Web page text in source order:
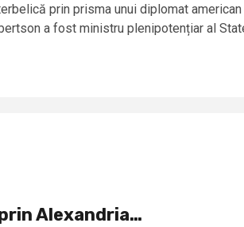
prin prisma unui diplomat
a fost ministru plenipotențiar al
Alexandria…